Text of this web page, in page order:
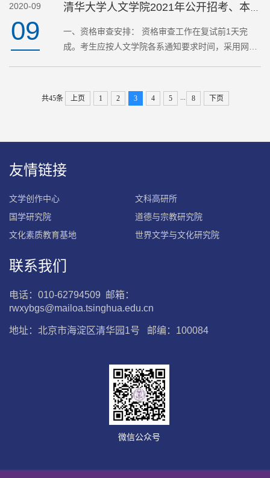
35050551007060200中国史325505020060300世界
2020-09
09
一、资格审查安排： 资格审查工作在复试前1天完
成。考生应按人文学院各系通知要求时间，采用网络
络远程资格审查环…
共45条 上页 1 2 3 4 5 ... 8 下页
友情链接
文学创作中心
文科高研所
国学研究院
道德与宗教研究院
文化素质教育基地
世界文学与文化研究院
联系我们
电话：010-62794509 邮箱：
rwxybgs@mailoa.tsinghua.edu.cn
地址：北京市海淀区清华园1号 邮编：100084
微信公众号